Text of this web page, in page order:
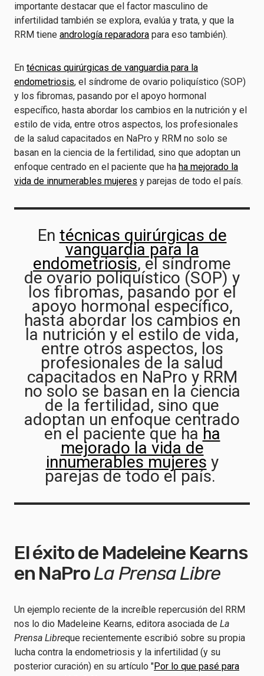
importante destacar que el factor masculino de
infertilidad también se explora, evalúa y trata, y que la
RRM tiene andrología reparadora para eso también).
En técnicas quirúrgicas de vanguardia para la
endometriosis, el síndrome de ovario poliquístico (SOP)
y los fibromas, pasando por el apoyo hormonal
específico, hasta abordar los cambios en la nutrición y el
estilo de vida, entre otros aspectos, los profesionales
de la salud capacitados en NaPro y RRM no solo se
basan en la ciencia de la fertilidad, sino que adoptan un
enfoque centrado en el paciente que ha ha mejorado la
vida de innumerables mujeres y parejas de todo el país.
En técnicas quirúrgicas de
vanguardia para la
endometriosis, el síndrome
de ovario poliquístico (SOP) y
los fibromas, pasando por el
apoyo hormonal específico,
hasta abordar los cambios en
la nutrición y el estilo de vida,
entre otros aspectos, los
profesionales de la salud
capacitados en NaPro y RRM
no solo se basan en la ciencia
de la fertilidad, sino que
adoptan un enfoque centrado
en el paciente que ha ha
mejorado la vida de
innumerables mujeres y
parejas de todo el país.
El éxito de Madeleine Kearns
en NaProLa Prensa Libre
Un ejemplo reciente de la increíble repercusión del RRM
nos lo dio Madeleine Kearns, editora asociada de La
Prensa Libreque recientemente escribió sobre su propia
lucha contra la endometriosis y la infertilidad (y su
posterior curación) en su artículo "Por lo que pasé para